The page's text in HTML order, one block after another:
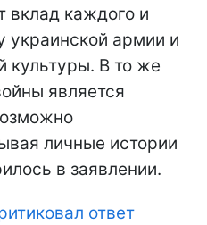
вклад каждого и
армии и
культуры. В то же
является
личные истории
в заявлении.
ответ